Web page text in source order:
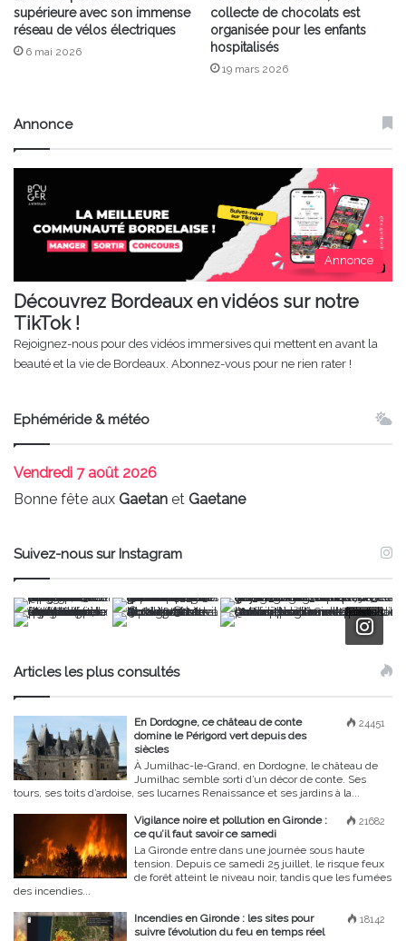
supérieure avec son immense
réseau de vélos électriques
6 mai 2026
collecte de chocolats est
organisée pour les enfants
hospitalisés
19 mars 2026
Annonce
Annonce
Découvrez Bordeaux en vidéos sur notre
TikTok !
Rejoignez-nous pour des vidéos immersives qui mettent en avant la
beauté et la vie de Bordeaux. Abonnez-vous pour ne rien rater !
Ephéméride & météo
Vendredi 7 août 2026
Bonne fête aux Gaetan et Gaetane
Suivez-nous sur Instagram
Articles les plus consultés
24451
En Dordogne, ce château de conte
domine le Périgord vert depuis des
siècles
À Jumilhac-le-Grand, en Dordogne, le château de
Jumilhac semble sorti d’un décor de conte. Ses
tours, ses toits d’ardoise, ses lucarnes Renaissance et ses jardins à la...
21682
Vigilance noire et pollution en Gironde :
ce qu’il faut savoir ce samedi
La Gironde entre dans une journée sous haute
tension. Depuis ce samedi 25 juillet, le risque feux
de forêt atteint le niveau noir, tandis que les fumées
des incendies...
18142
Incendies en Gironde : les sites pour
suivre l’évolution du feu en temps réel